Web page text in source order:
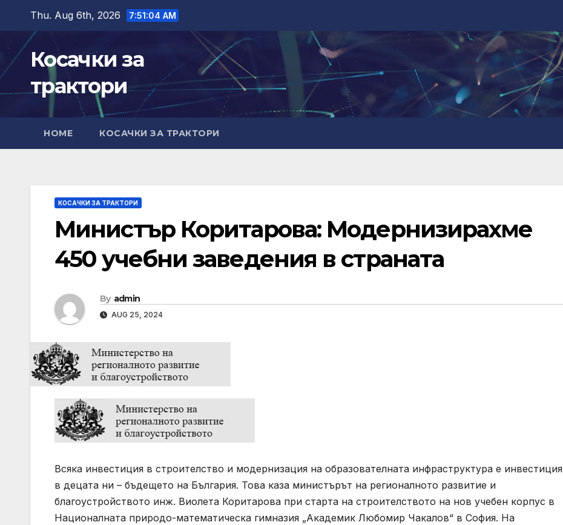
content
Thu. Aug 6th, 2026 7:51:05 AM
Косачки за
трактори
HOME КОСАЧКИ ЗА ТРАКТОРИ
КОСАЧКИ ЗА ТРАКТОРИ
Министър Коритарова: Модернизирахме
450 учебни заведения в страната
By admin
AUG 25, 2024
Всяка инвестиция в строителство и модернизация на образователната инфраструктура е инвестиция
в децата ни – бъдещето на България. Това каза министърът на регионалното развитие и
благоустройството инж. Виолета Коритарова при старта на строителството на нов учебен корпус в
Националната природо-математическа гимназия „Академик Любомир Чакалов“ в София. На